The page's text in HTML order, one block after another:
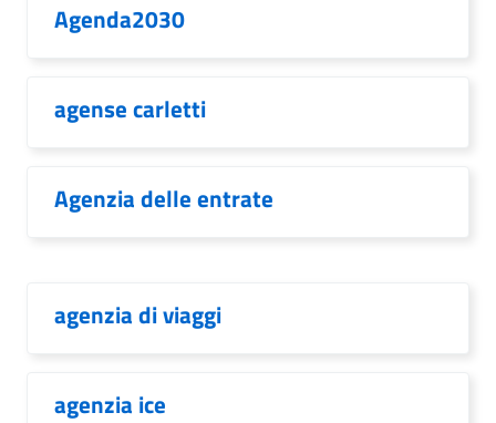
Agenda2030
agense carletti
Agenzia delle entrate
agenzia di viaggi
agenzia ice